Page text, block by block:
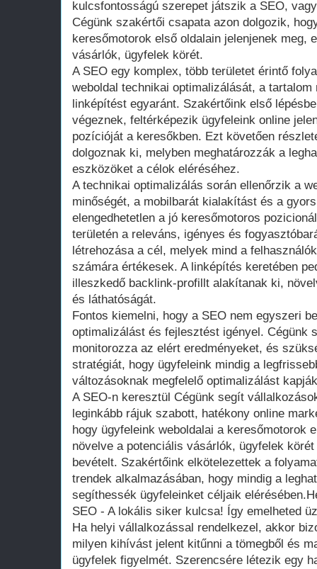
kulcsfontosságú szerepet játszik a SEO,
Cégünk szakértői csapata azon dolgozik,
keresőmotorok első oldalain jelenjenek meg,
vásárlók, ügyfelek körét.
A SEO egy komplex, több területet érintő
weboldal technikai optimalizálását, a
linképítést egyaránt. Szakértőink első
végeznek, feltérképezik ügyfeleink online
pozícióját a keresőkben. Ezt követően
dolgoznak ki, melyben meghatározzák a
eszközöket a célok eléréséhez.
A technikai optimalizálás során ellenőrzik a
minőségét, a mobilbarát kialakítást és a
elengedhetetlen a jó keresőmotoros
területén a releváns, igényes és
létrehozása a cél, melyek mind a
számára értékesek. A linképítés keretében
illeszkedő backlink-profillt alakítanak ki,
és láthatóságát.
Fontos kiemelni, hogy a SEO nem egyszeri
optimalizálást és fejlesztést igényel. Cégünk
monitorozza az elért eredményeket, és
stratégiát, hogy ügyfeleink mindig a
változásoknak megfelelő optimalizálást
A SEO-n keresztül Cégünk segít
leginkább rájuk szabott, hatékony online
hogy ügyfeleink weboldalai a keresőmotorok
növelve a potenciális vásárlók, ügyfelek
bevételt. Szakértőink elkötelezettek a
trendek alkalmazásában, hogy mindig a
segíthessék ügyfeleinket céljaik
SEO - A lokális siker kulcsa! Így emelheted
Ha helyi vállalkozással rendelkezel, akkor
milyen kihívást jelent kitűnni a tömegből és
ügyfelek figyelmét. Szerencsére létezik egy